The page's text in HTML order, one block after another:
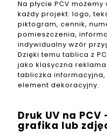
Na płycie PCV
każdy projekt: logo,
piktogram, cennik,
pomieszczenia,
indywidualny wzór
Dzięki temu tablica z
jako klasyczna
tabliczka
element dekoracyjny.
Druk UV na
grafika lub